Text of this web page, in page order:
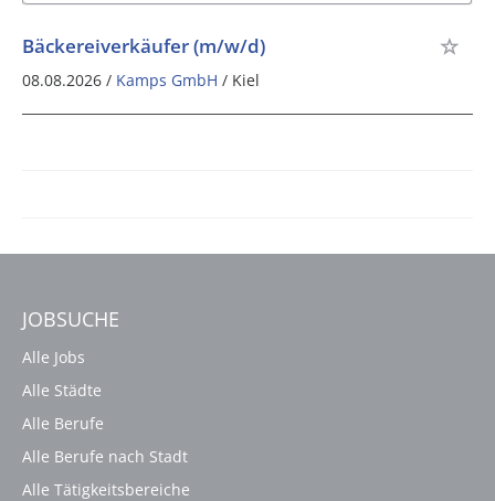
Bäckereiverkäufer (m/w/d)
08.08.2026 / Kamps GmbH / Kiel
JOBSUCHE
Alle Jobs
Alle Städte
Alle Berufe
Alle Berufe nach Stadt
Alle Tätigkeitsbereiche